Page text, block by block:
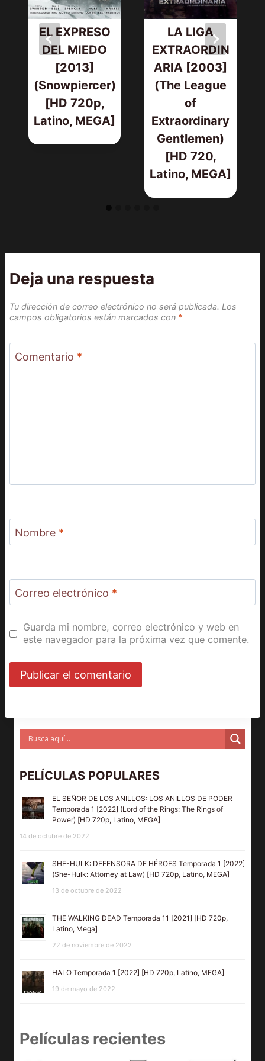
EL EXPRESO
DEL MIEDO
[2013]
(Snowpiercer)
[HD 720p,
Latino, MEGA]
LA LIGA
EXTRAORDIN
ARIA [2003]
(The League
of
Extraordinary
Gentlemen)
[HD 720,
Latino, MEGA]
Deja una respuesta
Tu dirección de correo electrónico no será publicada. Los
campos obligatorios están marcados con *
Comentario *
Nombre *
Correo electrónico *
Guarda mi nombre, correo electrónico y web en
este navegador para la próxima vez que comente.
PELÍCULAS POPULARES
EL SEÑOR DE LOS ANILLOS: LOS ANILLOS DE PODER
Temporada 1 [2022] (Lord of the Rings: The Rings of
Power) [HD 720p, Latino, MEGA]
14 de octubre de 2022
SHE-HULK: DEFENSORA DE HÉROES Temporada 1 [2022]
(She-Hulk: Attorney at Law) [HD 720p, Latino, MEGA]
13 de octubre de 2022
THE WALKING DEAD Temporada 11 [2021] [HD 720p,
Latino, Mega]
22 de noviembre de 2022
HALO Temporada 1 [2022] [HD 720p, Latino, MEGA]
19 de mayo de 2022
Películas recientes